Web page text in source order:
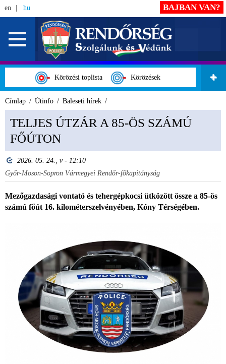
en hu
Körözési toplista Körözések
BAJBAN VAN?
Címlap Útinfo Baleseti hírek
TELJES ÚTZÁR A 85-ÖS SZÁMÚ
FŐÚTON
2026. 05. 24., v - 12:10
Győr-Moson-Sopron Vármegyei Rendőr-főkapitányság
Mezőgazdasági vontató és tehergépkocsi ütközött össze a 85-ös
számú főút 16. kilométerszelvényében, Kóny Térségében.